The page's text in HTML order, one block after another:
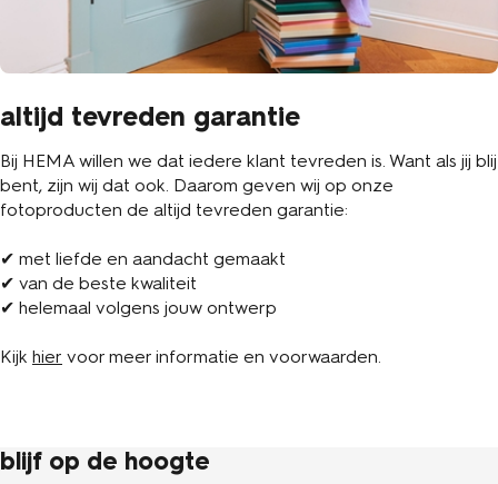
altijd tevreden garantie
Bij HEMA willen we dat iedere klant tevreden is. Want als jij blij
bent, zijn wij dat ook. Daarom geven wij op onze
fotoproducten de altijd tevreden garantie:
✔ met liefde en aandacht gemaakt
✔ van de beste kwaliteit
✔ helemaal volgens jouw ontwerp
Kijk hier voor meer informatie en voorwaarden.
blijf op de hoogte